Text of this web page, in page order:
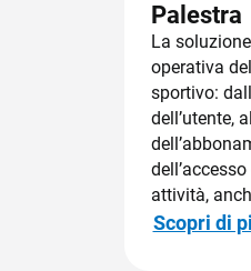
Palestra
La
operativa
sportivo:
dell’utente,
attività,
Scopri di